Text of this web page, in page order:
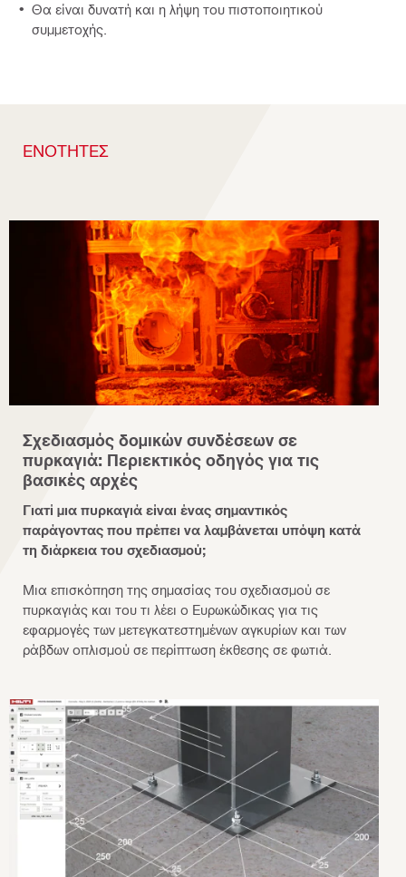
Θα είναι δυνατή και η λήψη του πιστοποιητικού
συμμετοχής.
ΕΝΟΤΗΤΕΣ
Σχεδιασμός δομικών συνδέσεων σε
πυρκαγιά: Περιεκτικός οδηγός για τις
βασικές αρχές
Γιατί μια πυρκαγιά είναι ένας σημαντικός
παράγοντας που πρέπει να λαμβάνεται υπόψη κατά
τη διάρκεια του σχεδιασμού;
Μια επισκόπηση της σημασίας του σχεδιασμού σε
πυρκαγιάς και του τι λέει ο Ευρωκώδικας για τις
εφαρμογές των μετεγκατεστημένων αγκυρίων και των
ράβδων οπλισμού σε περίπτωση έκθεσης σε φωτιά.